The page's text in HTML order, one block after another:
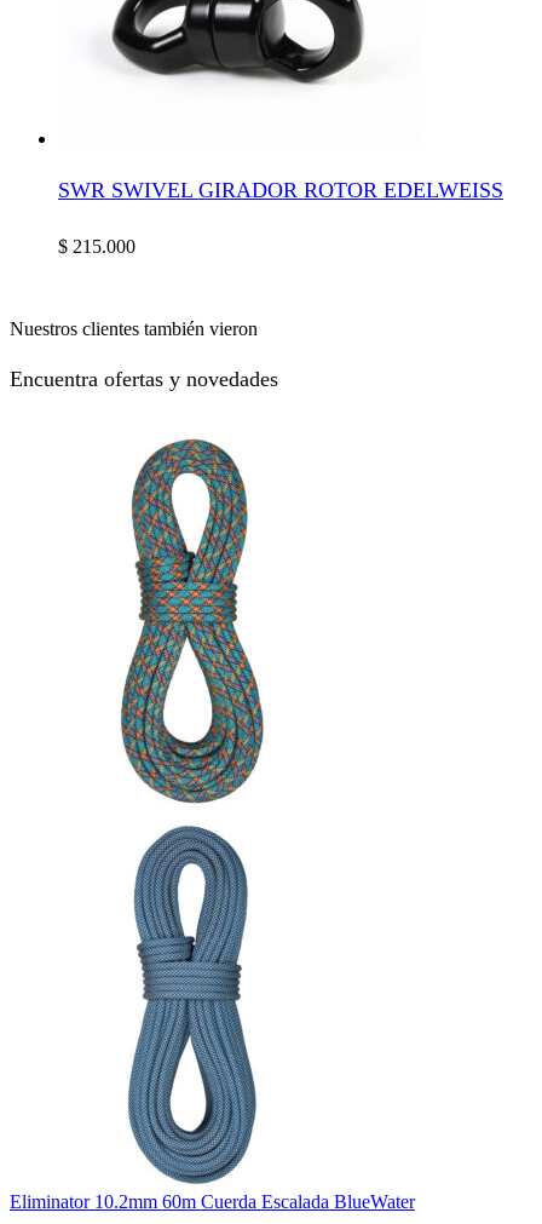
SWR SWIVEL GIRADOR ROTOR EDELWEISS
$ 215.000
Nuestros clientes también vieron
Encuentra ofertas y novedades
Eliminator 10.2mm 60m Cuerda Escalada BlueWater